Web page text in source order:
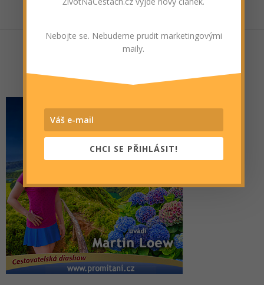
Nebojte se. Nebudeme prudit marketingovými
maily.
CHCI SE PŘIHLÁSIT!